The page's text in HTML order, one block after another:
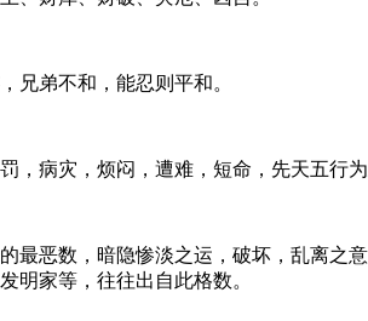
弟不和，能忍则平和。
病灾，烦闷，遭难，短命，先天五行为
恶数，暗隐惨淡之运，破坏，乱离之意
明家等，往往出自此格数。